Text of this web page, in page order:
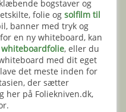
bogstaver og
folie og solfilm til
banner med tryk og
en ny whiteboard, kan
, eller du
med dit eget
det meste inden for
der sætter
her på Foliekniven.dk,